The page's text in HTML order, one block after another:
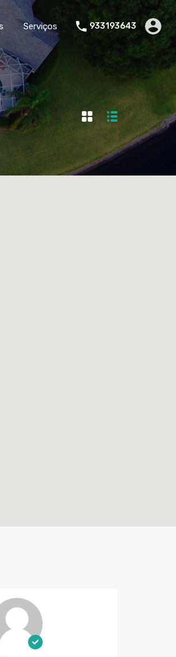
Serviços 933193643